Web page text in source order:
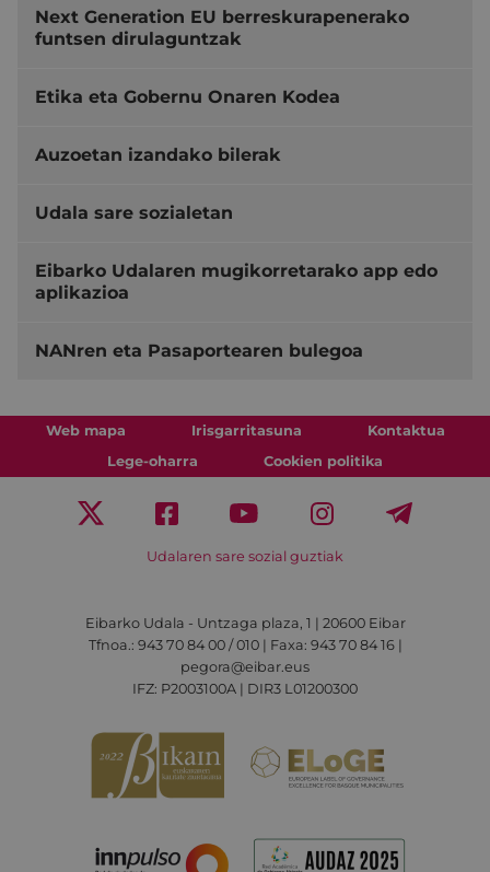
Next Generation EU berreskurapenerako
funtsen dirulaguntzak
Etika eta Gobernu Onaren Kodea
Auzoetan izandako bilerak
Udala sare sozialetan
Eibarko Udalaren mugikorretarako app edo
aplikazioa
NANren eta Pasaportearen bulegoa
Web mapa Irisgarritasuna
Kontaktua
Lege-oharra
Cookien politika
Udalaren sare sozial guztiak
Eibarko Udala - Untzaga plaza, 1 | 20600 Eibar
Tfnoa.: 943 70 84 00 / 010 | Faxa: 943 70 84 16 |
pegora@eibar.eus
IFZ: P2003100A | DIR3 L01200300